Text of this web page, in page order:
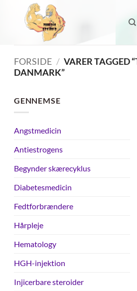
FORSIDE / VARER TAGGED
DANMARK”
GENNEMSE
Angstmedicin
Antiestrogens
Begynder skærecyklus
Diabetesmedicin
Fedtforbrændere
Hårpleje
Hematology
HGH-injektion
Injicerbare steroider